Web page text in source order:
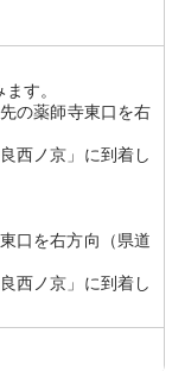
す。
の薬師寺東口を右
西ノ京」に到着し
口を右方向（県道
西ノ京」に到着し